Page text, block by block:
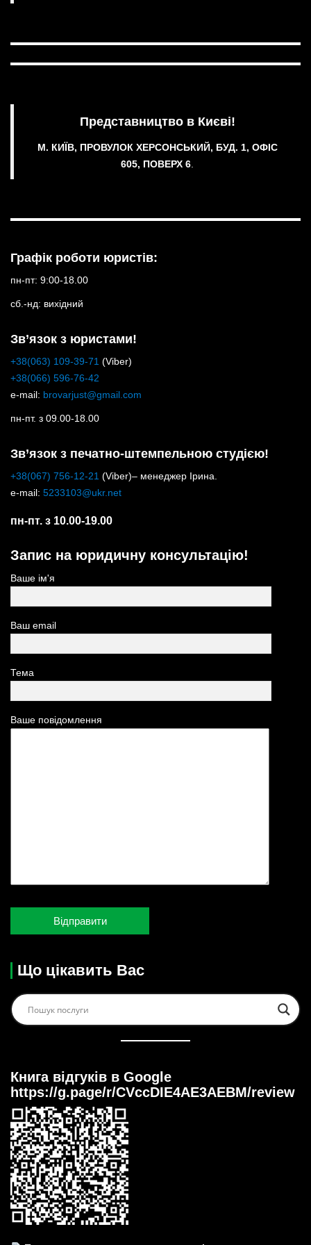
Представництво в Києві!
М. КИЇВ, ПРОВУЛОК ХЕРСОНСЬКИЙ, БУД. 1, ОФІС
605, ПОВЕРХ 6
Графік роботи юристів:
пн-пт: 9:00-18.00
сб.-нд: вихідний
Зв’язок з юристами!
+38(063) 109-39-71 (Viber)
+38(066) 596-76-42
e-mail: brovarjust@gmail.com
пн-пт. з 09.00-18.00
Зв’язок з печатно-штемпельною студією!
+38(067) 756-12-21 (Viber)– менеджер Ірина.
e-mail: 5233103@ukr.net
пн-пт. з 10.00-19.00
Запис на юридичну консультацію!
Ваше ім'я
Ваш email
Тема
Ваше повідомлення
Що цікавить Вас
Книга відгуків в Google
https://g.page/r/CVccDIE4AE3AEBM/review